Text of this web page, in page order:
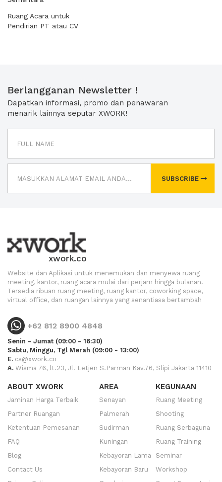
Ruang Acara untuk
Pendirian PT atau CV
Berlangganan Newsletter !
Dapatkan informasi, promo dan penawaran
menarik lainnya seputar XWORK!
SUBSCRIBE
xwork.co
Website dan Aplikasi untuk menemukan dan menyewa ruang
meeting, kantor, ruang acara mulai dari perjam hingga bulanan.
Tersedia ribuan ruang meeting, ruang kantor, coworking space,
virtual office, dan ruangan lainnya yang senantiasa bertambah
+62 812 8900 4848
Senin - Jumat (09:00 - 16:30)
Sabtu, Minggu, Tgl Merah (09:00 - 13:00)
E. cs@xwork.co
A. Wisma 76, lt.23, Jl. Letjen S.Parman Kav.76, Slipi Jakarta 11410
ABOUT XWORK
Jaminan Harga Terbaik
Partner Ruangan
Ketentuan Pemesanan
FAQ
Blog
Contact Us
AREA
Senayan
Palmerah
Sudirman
Kuningan
Kebayoran Lama
Kebayoran Baru
KEGUNAAN
Ruang Meeting
Shooting
Ruang Serbaguna
Ruang Training
Seminar
Workshop